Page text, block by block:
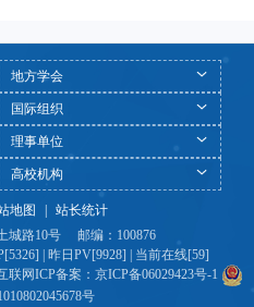
地方学会
国际组织
理事单位
高校机构
地图 | 站长统计
城路10号 邮编：100876
| 昨日PV[9928] | 当前在线[59]
网ICP备案： 京ICP备06029423号-1
号